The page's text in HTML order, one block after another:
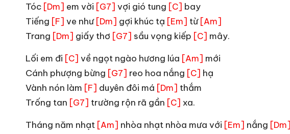
Tóc [Dm] em vời [G7] vợi gió tung [C] bay
Tiếng [F] ve như [Dm] gợi khúc tạ [Em] từ [Am]
Trang [Dm] giấy thơ [G7] sầu vọng kiếp [C] mây.
Lối em đi [C] về ngọt ngào hương lúa [Am] mới
Cánh phượng bừng [G7] reo hoa nắng [C] hạ
Vành nón làm [F] duyên đôi má [Dm] thắm
Trống tan [G7] trường rộn rã gần [C] xa.
Tháng năm nhạt [Am] nhòa nhạt nhòa mưa với [Em] nắng [Dm]